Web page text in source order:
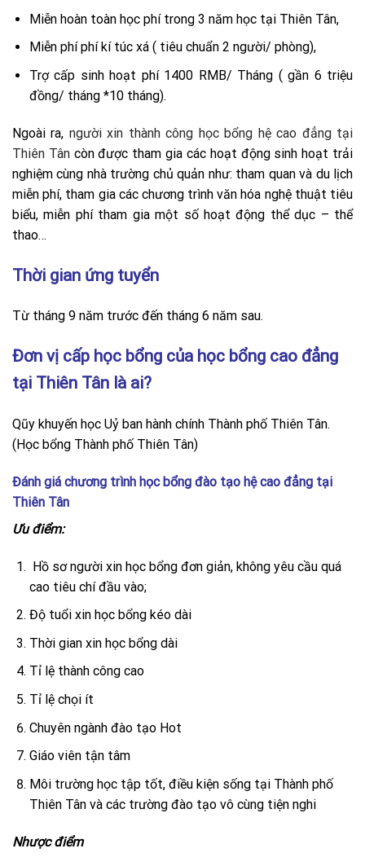
Miễn hoàn toàn học phí trong 3 năm học tại Thiên Tân,
Miễn phí phí kí túc xá ( tiêu chuẩn 2 người/ phòng),
Trợ cấp sinh hoạt phí 1400 RMB/ Tháng ( gần 6 triệu
đồng/ tháng *10 tháng).
Ngoài ra, người xin thành công học bổng hệ cao đẳng tại
Thiên Tân còn được tham gia các hoạt động sinh hoạt trải
nghiệm cùng nhà trường chủ quản như: tham quan và du lịch
miễn phí, tham gia các chương trình văn hóa nghệ thuật tiêu
biểu, miễn phí tham gia một số hoạt động thể dục – thể
thao…
Thời gian ứng tuyển
Từ tháng 9 năm trước đến tháng 6 năm sau.
Đơn vị cấp học bổng của học bổng cao đẳng
tại Thiên Tân là ai?
Qũy khuyến học Uỷ ban hành chính Thành phố Thiên Tân.
(Học bổng Thành phố Thiên Tân)
Đánh giá chương trình học bổng đào tạo hệ cao đẳng tại
Thiên Tân
Ưu điểm:
Hồ sơ người xin học bổng đơn giản, không yêu cầu quá
cao tiêu chí đầu vào;
Độ tuổi xin học bổng kéo dài
Thời gian xin học bổng dài
Tỉ lệ thành công cao
Tỉ lệ chọi ít
Chuyên ngành đào tạo Hot
Giáo viên tận tâm
Môi trường học tập tốt, điều kiện sống tại Thành phố
Thiên Tân và các trường đào tạo vô cùng tiện nghi
Nhược điểm